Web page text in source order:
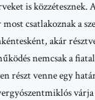
is közzétesznek.
csatlakoznak a
akár
nemcsak a
részt venne egy